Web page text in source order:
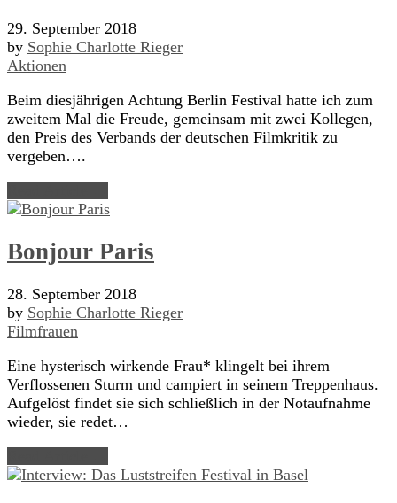
29. September 2018
by Sophie Charlotte Rieger
Aktionen
Beim diesjährigen Achtung Berlin Festival hatte ich zum
zweitem Mal die Freude, gemeinsam mit zwei Kollegen,
den Preis des Verbands der deutschen Filmkritik zu
vergeben….
Bonjour Paris
28. September 2018
by Sophie Charlotte Rieger
Filmfrauen
Eine hysterisch wirkende Frau* klingelt bei ihrem
Verflossenen Sturm und campiert in seinem Treppenhaus.
Aufgelöst findet sie sich schließlich in der Notaufnahme
wieder, sie redet…